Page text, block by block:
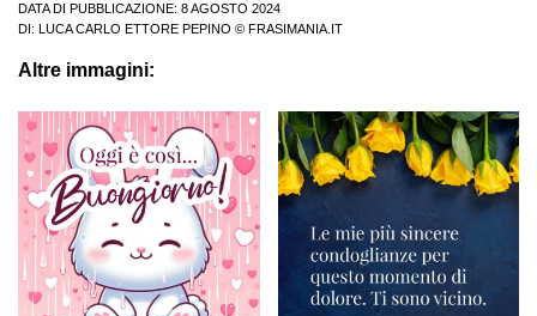
DATA DI PUBBLICAZIONE: 8 AGOSTO 2024
DI:
LUCA CARLO ETTORE PEPINO © FRASIMANIA.IT
Altre immagini: